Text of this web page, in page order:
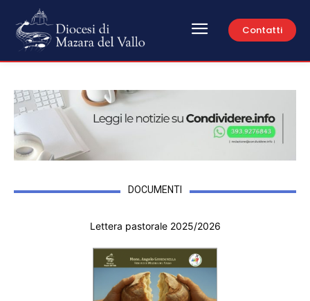
Contatti
DOCUMENTI
Lettera pastorale 2025/2026